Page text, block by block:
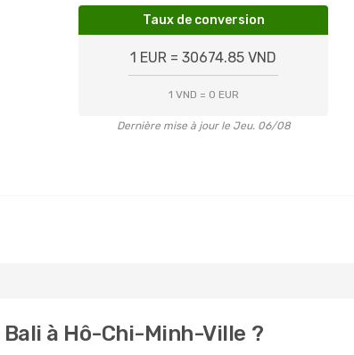
Taux de conversion
1 EUR = 30674.85 VND
1 VND = 0 EUR
Dernière mise à jour le Jeu. 06/08
à Hô-Chi-Minh-Ville ?